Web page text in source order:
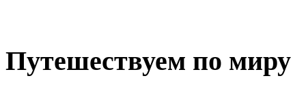
Путешествуем по миру